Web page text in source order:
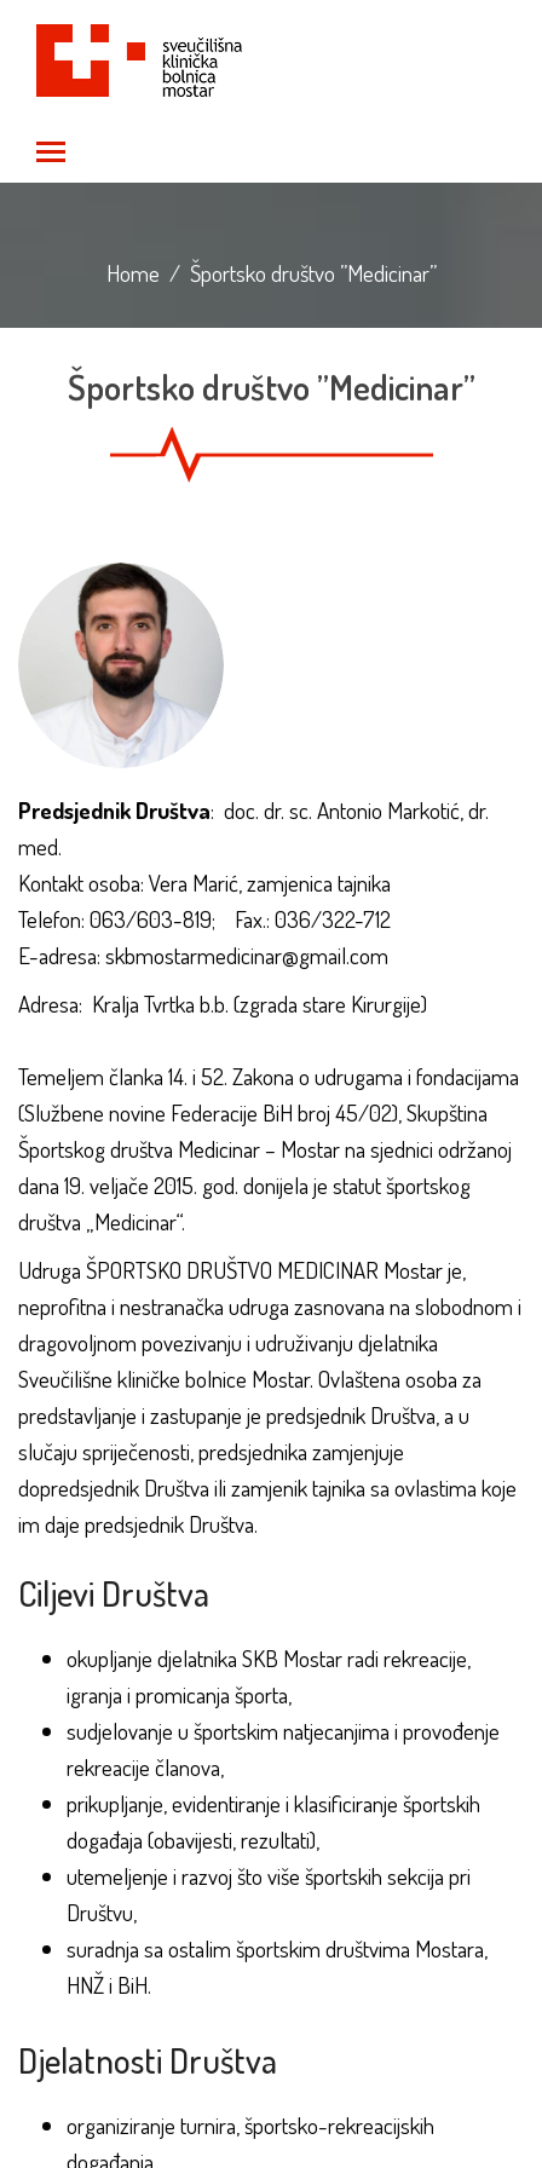
Home / Športsko društvo ”Medicinar”
Športsko društvo ”Medicinar”
Predsjednik Društva: doc. dr. sc. Antonio Markotić, dr.
med.
Kontakt osoba: Vera Marić, zamjenica tajnika
Telefon: 063/603-819; Fax.: 036/322-712
E-adresa: skbmostarmedicinar@gmail.com
Adresa: Kralja Tvrtka b.b. (zgrada stare Kirurgije)
Temeljem članka 14. i 52. Zakona o udrugama i fondacijama
(Službene novine Federacije BiH broj 45/02), Skupština
Športskog društva Medicinar – Mostar na sjednici održanoj
dana 19. veljače 2015. god. donijela je statut športskog
društva „Medicinar“.
Udruga ŠPORTSKO DRUŠTVO MEDICINAR Mostar je,
neprofitna i nestranačka udruga zasnovana na slobodnom i
dragovoljnom povezivanju i udruživanju djelatnika
Sveučilišne kliničke bolnice Mostar. Ovlaštena osoba za
predstavljanje i zastupanje je predsjednik Društva, a u
slučaju spriječenosti, predsjednika zamjenjuje
dopredsjednik Društva ili zamjenik tajnika sa ovlastima koje
im daje predsjednik Društva.
Ciljevi Društva
okupljanje djelatnika SKB Mostar radi rekreacije,
igranja i promicanja športa,
sudjelovanje u športskim natjecanjima i provođenje
rekreacije članova,
prikupljanje, evidentiranje i klasificiranje športskih
događaja (obavijesti, rezultati),
utemeljenje i razvoj što više športskih sekcija pri
Društvu,
suradnja sa ostalim športskim društvima Mostara,
HNŽ i BiH.
Djelatnosti Društva
organiziranje turnira, športsko-rekreacijskih
događanja,